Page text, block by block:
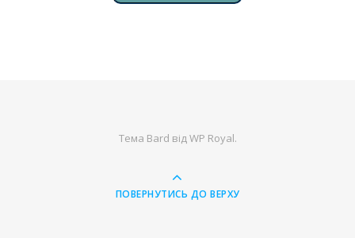
Тема Bard відWP Royal.
ПОВЕРНУТИСЬ ДО ВЕРХУ